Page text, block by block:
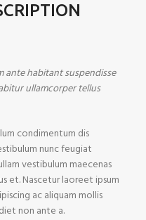
ante habitant suspendisse
ullamcorper tellus
condimentum dis
nunc feugiat
vestibulum maecenas
et. Nascetur laoreet ipsum
ac aliquam mollis
non ante a.